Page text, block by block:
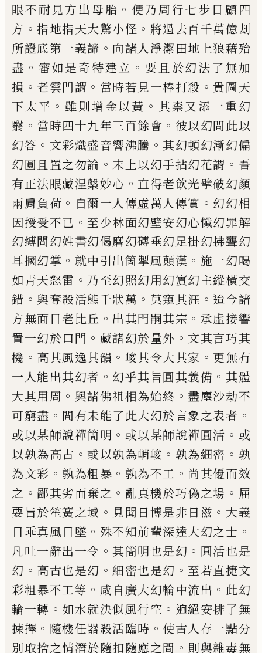
眼不耐見方出母胎 。 便乃周行七步目顧四
方 。 指地指天大驚小怪 。 將過去百千萬億刦
所證底第一義諦 。 向諸人淨潔田地上狼藉殆
盡 。 審如是奇特建立 。 要且於幻法了無加
損 。 老雲門謂 。 當時若見一棒打殺 。貴圖天
下太平 。雖則增金以黃 。 其柰又添一重幻
翳 。 當時四十九年三百餘會 。 彼以幻問此以
幻答 。 文彩熾盛音響沸騰 。其幻頓幻漸幻偏
幻圓且置之勿論 。 末上以幻手拈幻花謂 。 吾
有正法眼藏涅槃妙心 。 直得老飲光擘破幻顏
兩肩負荷 。 自爾一人傳虛萬人傳實 。 幻幻相
因授受不已 。 至少林面幻壁安幻心懺幻罪解
幻縛問幻姓書幻偈磨幻磚垂幻足掛幻拂聾幻
耳摑幻掌 。 就中引出箇掣風顛漢 。 施一幻喝
如青天怒雷 。 乃至幻照幻用幻賔幻主縱橫交
錯 。與奪殺活態千狀萬 。 莫窺其涯 。 迨今諸
方無面目老比丘 。 出其門嗣其宗 。 承虛接響
置一幻於口門 。 藏諸幻於量外 。 文其言巧其
機 。 高其風逸其韻 。 峻其令大其家 。 更無有
一人能出其幻者 。 幻乎其旨圓其義備 。其體
大其用周 。 與諸佛祖相為始終 。 盡塵沙劫不
可窮盡 。 間有未能了此大幻於言象之表者 。
或以某師說禪簡明 。 或以某師說禪圓活 。 或
以孰為高古 。 或以孰為峭峻 。 孰為細密 。 孰
為文彩 。 孰為粗暴 。 孰為不工 。 尚其優而效
之 。鄙其劣而棄之 。 亂真機於巧偽之場 。 屈
要旨於笙簧之域 。 見聞日博是非日滋 。 大義
日乖真風日墜 。 殊不知前輩深達大幻之士 。
凡吐一辭出一令 。其簡明也是幻 。 圓活也是
幻 。 高古也是幻 。細密也是幻 。 至若直捷文
彩粗暴不工等 。 咸自廣大幻輪中流出 。 此幻
輪一轉 。 如水就決似風行空 。 逈絕安排了無
揀擇 。 隨機任器殺活臨時 。 使古人存一點分
別取捨之情潛於隨扣隨應之間 。 則與雜毒無